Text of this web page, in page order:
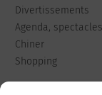
Divertissements
Agenda,
Chiner
Shopping